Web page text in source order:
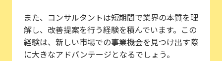
また、コンサルタントは短期間で業界の本質を理
解し、改善提案を行う経験を積んでいます。この
経験は、新しい市場での事業機会を見つけ出す際
に大きなアドバンテージとなるでしょう。